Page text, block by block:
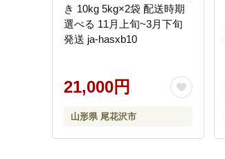
き 10kg 5kg×2袋 配送時期
選べる 11月上旬~3月下旬
発送 ja-hasxb10
21,000円
山形県 尾花沢市